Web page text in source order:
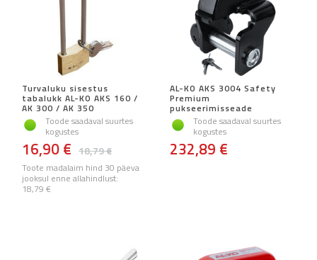
Turvaluku sisestus
tabalukk AL-KO AKS 160 /
AK 300 / AK 350
Toode saadaval suurtes
kogustes
18,79 €
16,90 €
Toote madalaim hind 30 päeva
jooksul enne allahindlust:
18,79 €
AL-KO AKS 3004 Safety
Premium
pukseerimisseade
Toode saadaval suurtes
kogustes
232,89 €